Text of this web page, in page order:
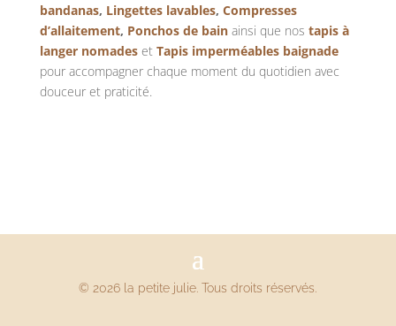
bandanas, Lingettes lavables, Compresses
d’allaitement, Ponchos de bainainsi que nos tapis à
langer nomadeset Tapis imperméables baignade
pour accompagner chaque moment du quotidien avec
douceur et praticité.
© 2026 la petite julie. Tous droits réservés.